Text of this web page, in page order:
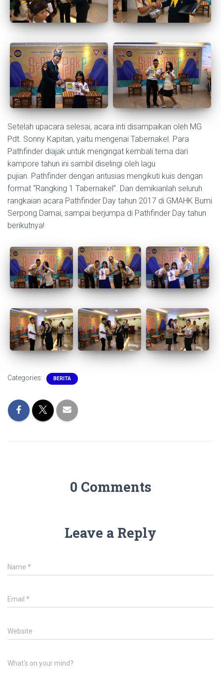
Setelah upacara selesai, acara inti disampaikan oleh MG
Pdt. Sonny Kapitan, yaitu mengenai Tabernakel. Para
Pathfinder diajak untuk mengingat kembali tema dari
kampore tahun ini sambil diselingi oleh lagu
pujian. Pathfinder dengan antusias mengikuti kuis dengan
format “Rangking 1 Tabernakel”. Dan demikianlah seluruh
rangkaian acara Pathfinder Day tahun 2017 di GMAHK Bumi
Serpong Damai, sampai berjumpa di Pathfinder Day tahun
berikutnya!
Categories: BERITA
0 Comments
Leave a Reply
Name *
Email *
Website
What's on your mind?